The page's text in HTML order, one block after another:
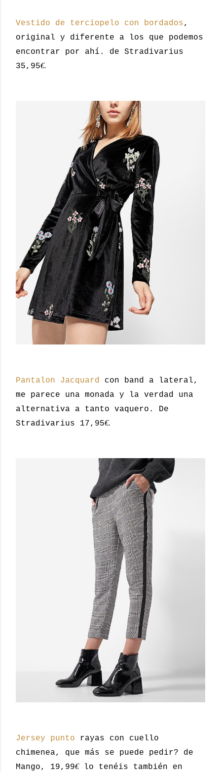
Vestido de terciopelo con bordados,
original y diferente a los que podemos
encontrar por ahí. de Stradivarius
35,95€.
Pantalon Jacquard con band a lateral,
me parece una monada y la verdad una
alternativa a tanto vaquero. De
Stradivarius 17,95€.
Jersey punto rayas con cuello
chimenea, que más se puede pedir? de
Mango, 19,99€lo tenéis también en